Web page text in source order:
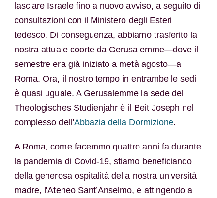
lasciare Israele fino a nuovo avviso, a seguito di
consultazioni con il Ministero degli Esteri
tedesco. Di conseguenza, abbiamo trasferito la
nostra attuale coorte da Gerusalemme—dove il
semestre era già iniziato a metà agosto—a
Roma. Ora, il nostro tempo in entrambe le sedi
è quasi uguale. A Gerusalemme la sede del
Theologisches Studienjahr è il Beit Joseph nel
complesso dell'Abbazia della Dormizione.
A Roma, come facemmo quattro anni fa durante
la pandemia di Covid-19, stiamo beneficiando
della generosa ospitalità della nostra università
madre, l'Ateneo Sant’Anselmo, e attingendo a